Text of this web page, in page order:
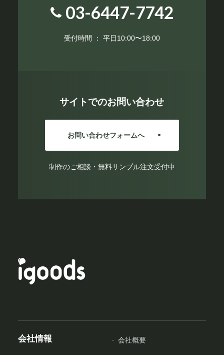
03-6447-7742
受付時間 ： 平日10:00〜18:00
サイトでのお問い合わせ
お問い合わせフォームへ
制作のご相談・無料サンプル注文受付中
会社情報 会社概要